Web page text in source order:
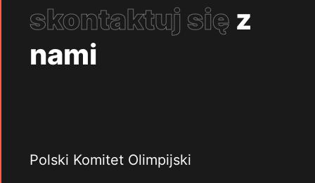
skontaktuj się z
nami
Polski Komitet Olimpijski